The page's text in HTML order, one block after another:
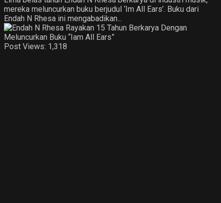
mereka meluncurkan buku berjudul ‘Im All Ears’. Buku dari
Endah N Rhesa ini mengabadikan...
Post Views: 1,318